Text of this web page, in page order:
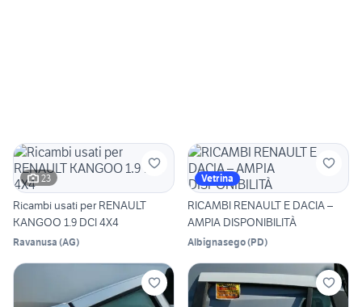
23
Ricambi usati per RENAULT
KANGOO 1.9 DCI 4X4
Ravanusa (AG)
Vetrina
RICAMBI RENAULT E DACIA –
AMPIA DISPONIBILITÀ
Albignasego(PD)